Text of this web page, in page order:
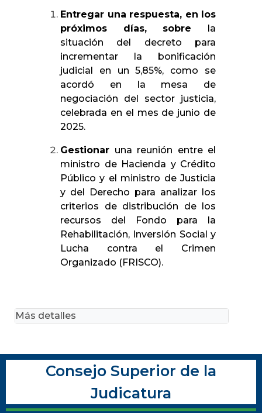
Entregar una respuesta, en los
próximos días, sobre la
situación del decreto para
incrementar la bonificación
judicial en un 5,85%, como se
acordó en la mesa de
negociación del sector justicia,
celebrada en el mes de junio de
2025.
Gestionar una reunión entre el
ministro de Hacienda y Crédito
Público y el ministro de Justicia
y del Derecho para analizar los
criterios de distribución de los
recursos del Fondo para la
Rehabilitación, Inversión Social y
Lucha contra el Crimen
Organizado (FRISCO).
Más detalles
Consejo Superior de la
Judicatura